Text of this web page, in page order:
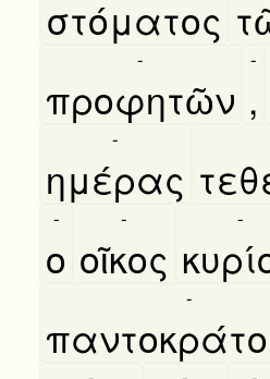
στόματος
προφητῶν
-
,
-
ημέρας
-
ο
-
οῖκος
- -
-